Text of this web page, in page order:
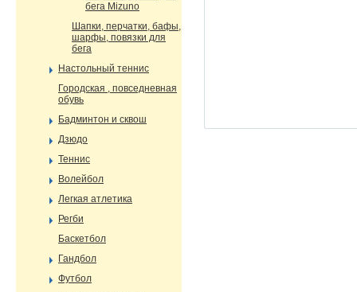
бега Mizuno
Шапки, перчатки, бафы,
шарфы, повязки для
бега
Настольный теннис
Городская , повседневная
обувь
Бадминтон и сквош
Дзюдо
Теннис
Волейбол
Легкая атлетика
Регби
Баскетбол
Гандбол
Футбол